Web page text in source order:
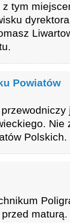
tym
Powiatów
Nie
Polskich.